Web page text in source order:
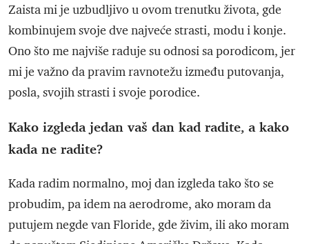
Zaista mi je uzbudljivo u ovom trenutku života, gde
kombinujem svoje dve najveće strasti, modu i konje.
Ono što me najviše raduje su odnosi sa porodicom, jer
mi je važno da pravim ravnotežu između putovanja,
posla, svojih strasti i svoje porodice.
Kako izgleda jedan vaš dan kad radite, a kako
kada ne radite?
Kada radim normalno, moj dan izgleda tako što se
probudim, pa idem na aerodrome, ako moram da
putujem negde van Floride, gde živim, ili ako moram